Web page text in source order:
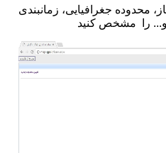
جغرافیایی، زمانبندی
را مشخص کنید